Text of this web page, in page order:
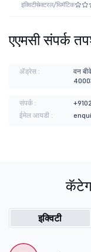
इक्विटीसेक्टरल/थिमॅटिक
एएमसी संपर्क
ॲड्रेस :
वन
संपर्क :
ईमेल आयडी :
इक्विटी